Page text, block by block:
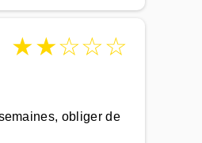
★★☆☆☆
obliger de